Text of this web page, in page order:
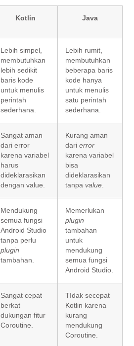
Kotlin Java
Lebih simpel,
membutuhkan
lebih sedikit
baris kode
untuk menulis
perintah
sederhana.
Lebih rumit,
membutuhkan
beberapa baris
kode hanya
untuk menulis
satu perintah
sederhana.
Sangat aman
dari error
karena variabel
harus
dideklarasikan
dengan value.
Kurang aman
dari error
karena variabel
bisa
dideklarasikan
tanpa value
Mendukung
semua fungsi
Android Studio
tanpa perlu
plugin
tambahan.
Memerlukan
plugin
tambahan
untuk
mendukung
semua fungsi
Android Studio.
Sangat cepat
berkat
dukungan fitur
Coroutine.
TIdak secepat
Kotlin karena
kurang
mendukung
Coroutine.